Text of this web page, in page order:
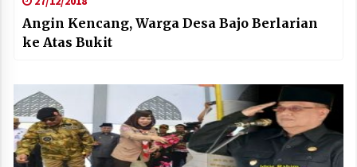
Angin Kencang, Warga Desa Bajo Berlarian
ke Atas Bukit